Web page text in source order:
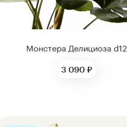
Монстера Делициоза d12
3 090 ₽